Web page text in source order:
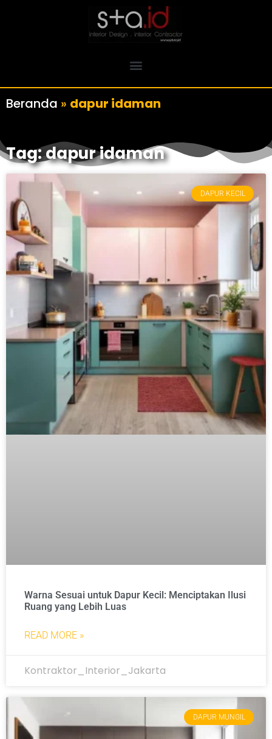
Beranda » dapur idaman
Tag: dapur idaman
DAPUR KECIL
Warna Sesuai untuk Dapur Kecil: Menciptakan Ilusi
Ruang yang Lebih Luas
READ MORE »
Kontraktor_Interior_Jakarta
DAPUR MUNGIL